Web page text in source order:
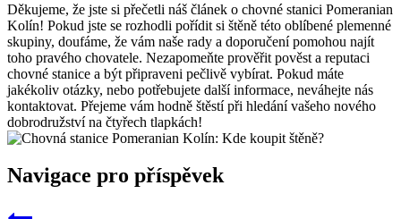
Děkujeme, že jste si přečetli ‍náš článek o chovné stanici Pomeranian
Kolín! Pokud⁢ jste ⁢se rozhodli ‌pořídit si štěně této oblíbené plemenné
⁣skupiny, doufáme, že vám‌ naše rady⁣ a doporučení pomohou najít
toho‌ pravého ⁣chovatele.⁢ Nezapomeňte prověřit pověst a reputaci
chovné⁣ stanice a ⁢být⁣ připraveni pečlivě vybírat. Pokud ⁣máte
jakékoliv otázky, nebo potřebujete ​další informace, neváhejte nás
kontaktovat. Přejeme vám hodně štěstí při hledání vašeho nového
dobrodružství na čtyřech‍ tlapkách!
Navigace pro příspěvek